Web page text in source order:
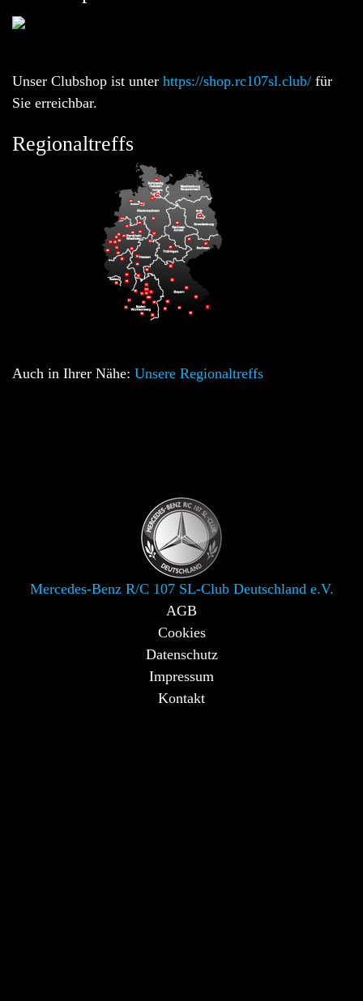
Unser Clubshop ist unter https://shop.rc107sl.club/ für
Sie erreichbar.
Regionaltreffs
Auch in Ihrer Nähe: Unsere Regionaltreffs
Mercedes-Benz R/C 107 SL-Club Deutschland e.V.
AGB
Cookies
Datenschutz
Impressum
Kontakt